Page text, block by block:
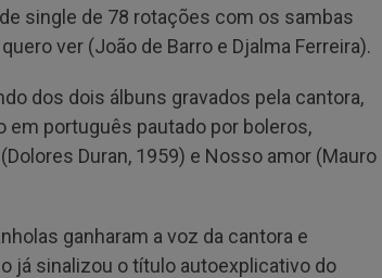
single de 78 rotações com os sambas
ver (João de Barro e Djalma Ferreira).
dos dois álbuns gravados pela cantora,
em português pautado por boleros,
Duran, 1959) e Nosso amor (Mauro
ganharam a voz da cantora e
já sinalizou o título autoexplicativo do